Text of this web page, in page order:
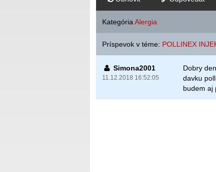
Kategória Alergia
Príspevok v téme: POLLINEX
Simona2001
11.12.2018 16:52:05
Dobry
davku
budem aj